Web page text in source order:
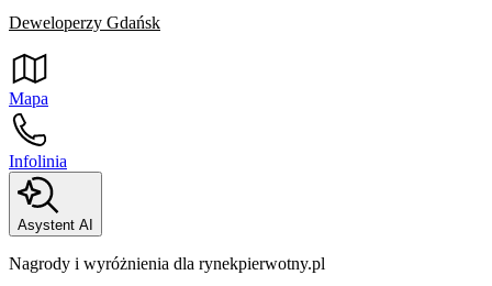
Deweloperzy Gdańsk
Mapa
Infolinia
Asystent AI
Nagrody i wyróżnienia dla rynekpierwotny.pl